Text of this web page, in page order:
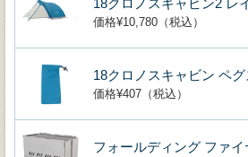
価格¥10,780（税込）
18クロノスキャビン ペ
価格¥407（税込）
フォールディング ファ